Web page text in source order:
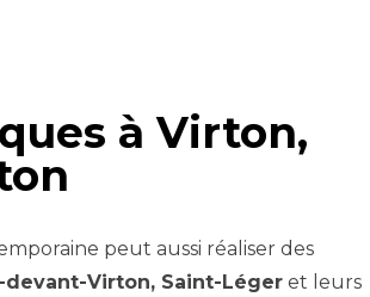
à Virton,
peut aussi réaliser des
Virton, Saint-Léger et leurs